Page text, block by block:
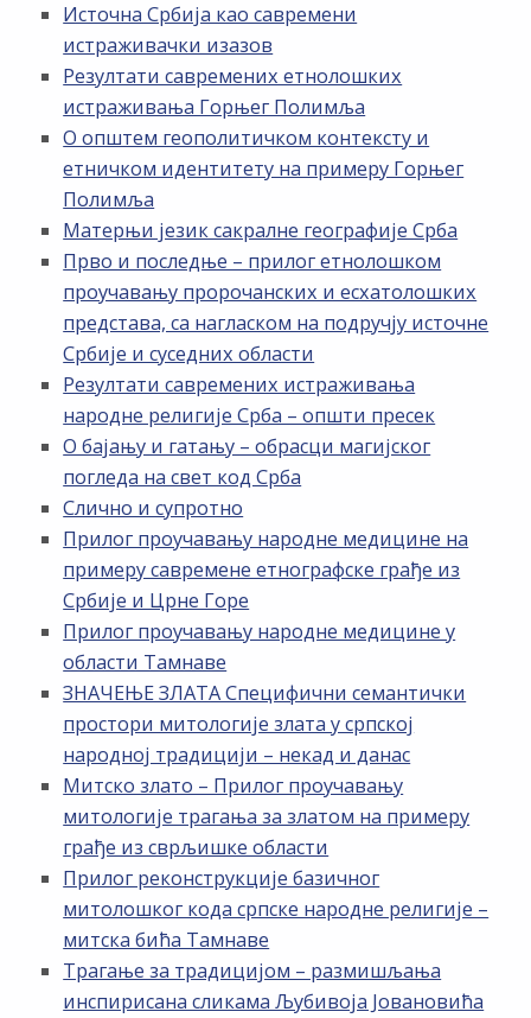
Источна Србија као савремени
истраживачки изазов
Резултати савремених етнолошких
истраживања Горњег Полимља
О општем геополитичком контексту и
етничком идентитету на примеру Горњег
Полимља
Матерњи језик сакралне географије Срба
Прво и последње – прилог етнолошком
проучавању пророчанских и есхатолошких
представа, са нагласком на подручју источне
Србије и суседних области
Резултати савремених истраживања
народне религије Срба – општи пресек
О бајању и гатању – обрасци магијског
погледа на свет код Срба
Слично и супротно
Прилог проучавању народне медицине на
примеру савремене етнографске грађе из
Србије и Црне Горе
Прилог проучавању народне медицине у
области Тамнаве
ЗНАЧЕЊЕ ЗЛАТА Специфични семантички
простори митологије злата у српској
народној традицији – некад и данас
Митско злато – Прилог проучавању
митологије трагања за златом на примеру
грађе из сврљишке области
Прилог реконструкције базичног
митолошког кода српске народне религије –
митска бића Тамнаве
Трагање за традицијом – размишљања
инспирисана сликама Љубивоја Јовановића